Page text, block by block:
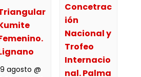
agosto @
Concetrac
ión
Nacional y
Trofeo
Internacio
nal. Palma